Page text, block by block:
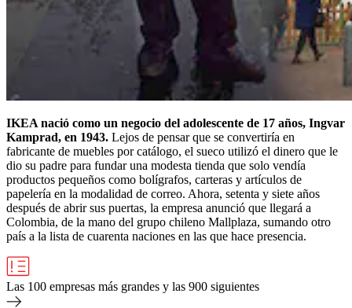
IKEA nació como un negocio del adolescente de 17 años, Ingvar
Kamprad, en 1943. Lejos de pensar que se convertiría en
fabricante de muebles por catálogo, el sueco utilizó el dinero que le
dio su padre para fundar una modesta tienda que solo vendía
productos pequeños como bolígrafos, carteras y artículos de
papelería en la modalidad de correo. Ahora, setenta y siete años
después de abrir sus puertas, la empresa anunció que llegará a
Colombia, de la mano del grupo chileno Mallplaza, sumando otro
país a la lista de cuarenta naciones en las que hace presencia.
Las 100 empresas más grandes y las 900 siguientes